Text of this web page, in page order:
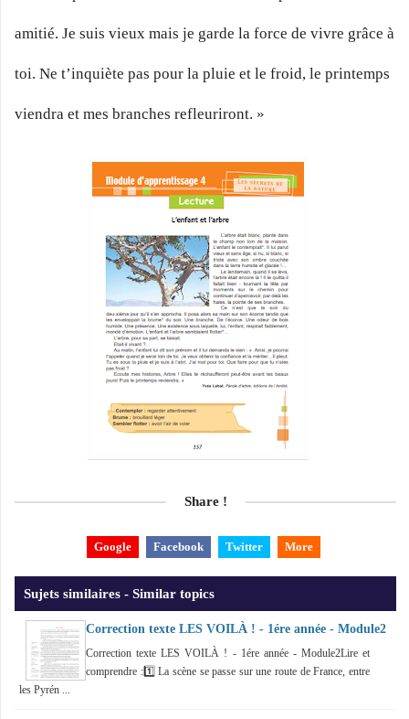
amitié. Je suis vieux mais je garde la force de vivre grâce à
toi. Ne t’inquiète pas pour la pluie et le froid, le printemps
viendra et mes branches refleuriront. »
Share !
Google Facebook Twitter More
Sujets similaires - Similar topics
Correction texte LES VOILÀ ! - 1ére année - Module2
Correction texte LES VOILÀ ! - 1ére année - Module2Lire et
comprendre :1️⃣ La scène se passe sur une route de France, entre
les Pyrén ...